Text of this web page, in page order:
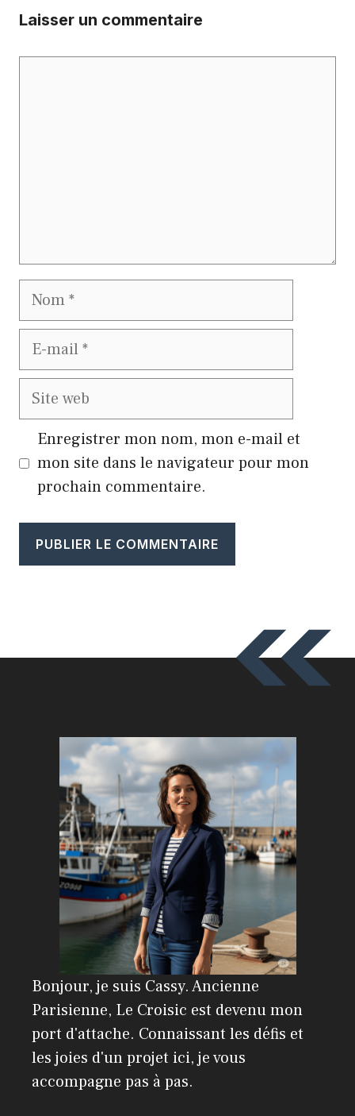
Laisser un commentaire
Nom
E-
mail
Site
web
Enregistrer mon nom, mon e-mail et
mon site dans le navigateur pour mon
prochain commentaire.
e
Bonjour, je suis Cassy. Ancienne
Parisienne, Le Croisic est devenu mon
port d'attache. Connaissant les défis et
les joies d'un projet ici, je vous
accompagne pas à pas.